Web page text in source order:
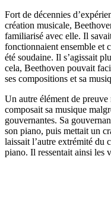
Fort de décennies
création musicale,
familiarisé avec elle. Il
fonctionnaient ensemble et
été soudaine. Il s’agissait
cela, Beethoven pouvait
ses compositions et sa
Un autre élément de
composait sa musique
gouvernantes. Sa
son piano, puis mettait un
laissait l’autre extrémité du
piano. Il ressentait ainsi les